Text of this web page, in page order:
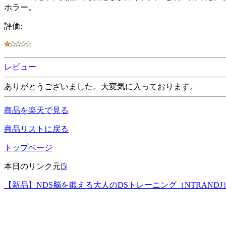
ホラー。
評価:
レビュー
ありがとうございました。大変気に入っております。
商品を楽天で見る
商品リストに戻る
トップページ
本日のリンク元|5|
【新品】NDS脳を鍛える大人のDSトレーニング（NTRANDJ